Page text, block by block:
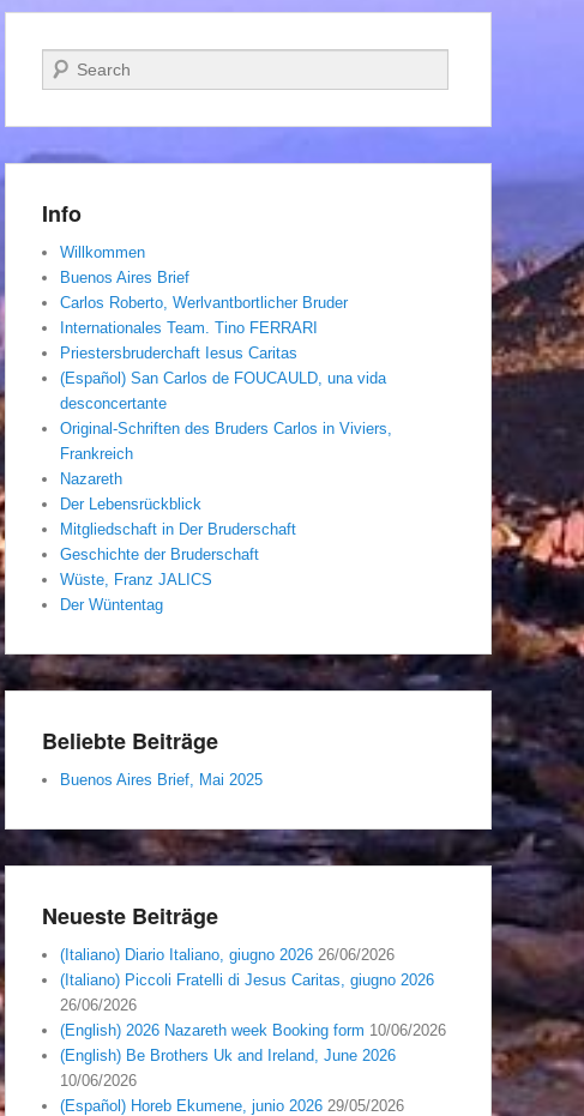
Suchen
Info
Willkommen
Buenos Aires Brief
Carlos Roberto, Werlvantbortlicher Bruder
Internationales Team. Tino FERRARI
Priestersbruderchaft Iesus Caritas
(Español) San Carlos de FOUCAULD, una vida
desconcertante
Original-Schriften des Bruders Carlos in Viviers,
Frankreich
Nazareth
Der Lebensrückblick
Mitgliedschaft in Der Bruderschaft
Geschichte der Bruderschaft
Wüste, Franz JALICS
Der Wüntentag
Beliebte Beiträge
Buenos Aires Brief, Mai 2025
Neueste Beiträge
(Italiano) Diario Italiano, giugno 2026 26/06/2026
(Italiano) Piccoli Fratelli di Jesus Caritas, giugno 2026
26/06/2026
(English) 2026 Nazareth week Booking form 10/06/2026
(English) Be Brothers Uk and Ireland, June 2026
10/06/2026
(Español) Horeb Ekumene, junio 2026 29/05/2026